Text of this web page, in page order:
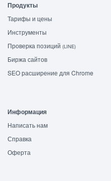
Продукты
Тарифы и цены
Инструменты
Проверка позиций (LINE)
Биржа сайтов
SEO расширение для Chrome
Информация
Написать нам
Справка
Оферта